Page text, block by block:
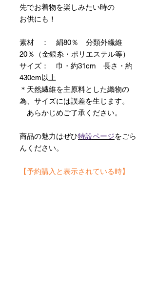
先でお着物を楽しみたい時の
お供にも！
素材 ： 絹80％ 分類外繊維
20％（金銀糸・ポリエステル等）
サイズ： 巾・約31cm 長さ・約
430cm以上
＊天然繊維を主原料とした織物の
為、サイズには誤差を生じます。
あらかじめご了承ください。
商品の魅力はぜひ特設ページをごら
んください。
【予約購入と表示されている時】